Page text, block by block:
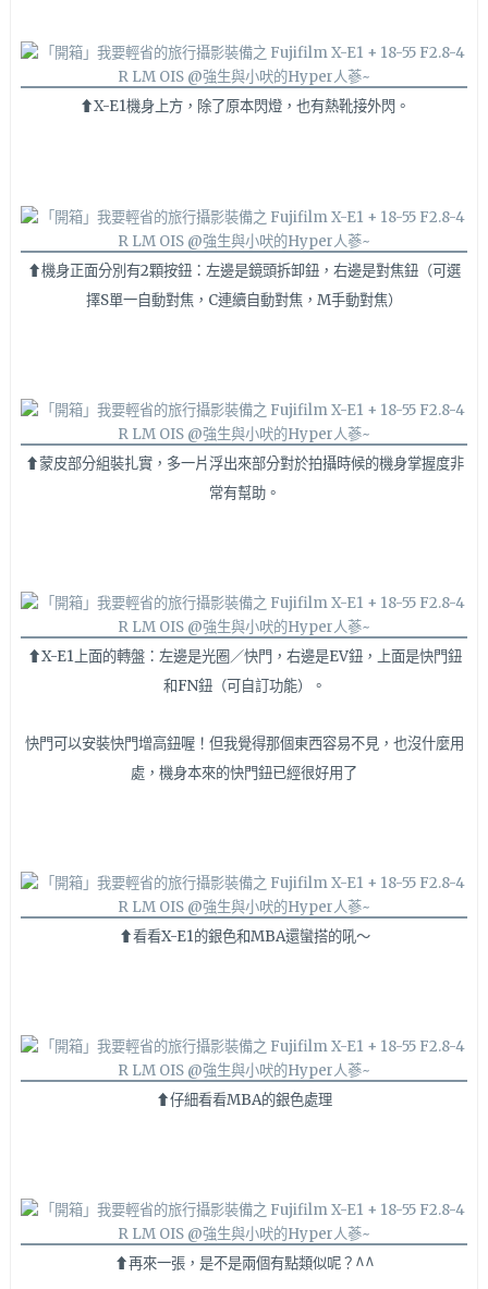
⬆X-E1機身上方，除了原本閃燈，也有熱靴接外閃。
⬆機身正面分別有2顆按鈕：左邊是鏡頭拆卸鈕，右邊是對焦鈕（可選
擇S單一自動對焦，C連續自動對焦，M手動對焦）
⬆蒙皮部分組裝扎實，多一片浮出來部分對於拍攝時候的機身掌握度非
常有幫助。
⬆X-E1上面的轉盤：左邊是光圈／快門，右邊是EV鈕，上面是快門鈕
和FN鈕（可自訂功能）。
快門可以安裝快門增高鈕喔！但我覺得那個東西容易不見，也沒什麼用
處，機身本來的快門鈕已經很好用了
⬆看看X-E1的銀色和MBA還蠻搭的吼～
⬆仔細看看MBA的銀色處理
⬆再來一張，是不是兩個有點類似呢？^^